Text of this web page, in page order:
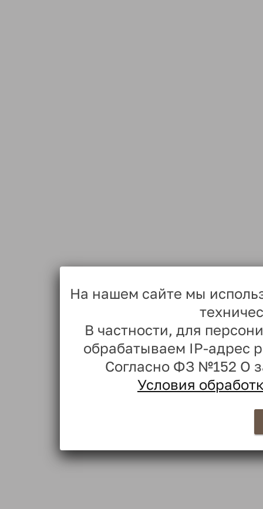
На нашем сайте мы
В частности, для
обрабатываем IP-адрес
Согласно ФЗ №152 О
Условия